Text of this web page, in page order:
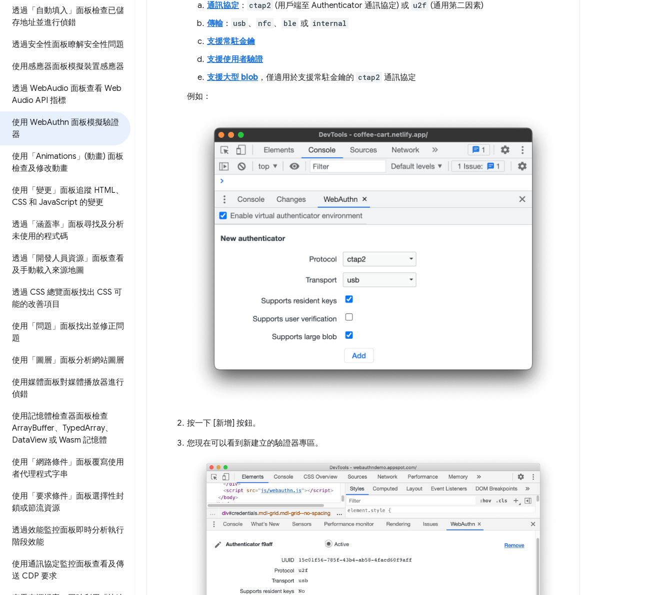
透過「自動填入」面板檢查已儲
存地址並進行偵錯
透過安全性面板瞭解安全性問題
使用感應器面板模擬裝置感應器
透過 WebAudio 面板查看 Web
Audio API 指標
使用 WebAuthn 面板模擬驗證
器
使用「Animations」(動畫) 面板
檢查及修改動畫
使用「變更」面板追蹤 HTML、
CSS 和 JavaScript 的變更
透過「涵蓋率」面板尋找及分析
未使用的程式碼
透過「開發人員資源」面板查看
及手動載入來源地圖
透過 CSS 總覽面板找出 CSS 可
能的改善項目
使用「問題」面板找出並修正問
題
使用「圖層」面板分析網站圖層
使用媒體面板對媒體播放器進行
偵錯
使用記憶體檢查器面板檢查
ArrayBuffer、TypedArray、
DataView 或 Wasm 記憶體
使用「網路條件」面板覆寫使用
者代理程式字串
使用「要求條件」面板選擇性封
鎖或節流資源
透過效能監控面板即時分析執行
階段效能
使用通訊協定監控面板查看及傳
送 CDP 要求
通訊協定 ： ctap2 (用戶端至 Authenticator 通訊協定) 或 u2f (通用第二因素)
傳輸： usb 、 nfc 、 ble 或 internal
支援常駐金鑰
支援使用者驗證
支援大型 blob ，僅適用於支援常駐金鑰的 ctap2 通訊協定
例如：
按一下 [新增] 按鈕。
您現在可以看到新建立的驗證器專區。